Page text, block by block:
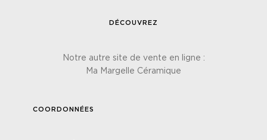
DÉCOUVREZ
Notre autre site de vente en ligne :
Ma Margelle Céramique
COORDONNÉES